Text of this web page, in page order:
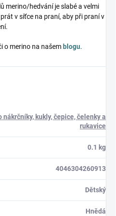
merino/hedvání je slabé a velmi
v síťce na praní, aby při praní v
o merino na našem blogu.
nákrčníky, kukly, čepice, čelenky a
rukavice
0.1 kg
4046304260913
Dětský
Hnědá